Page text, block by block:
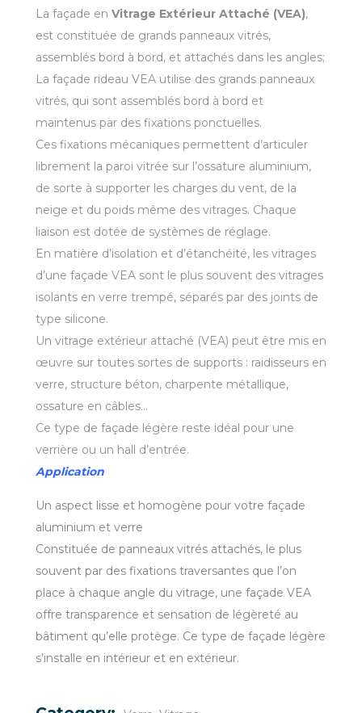
La façade en Vitrage Extérieur Attaché (VEA),
est constituée de grands panneaux vitrés,
assemblés bord à bord, et attachés dans les angles;
La façade rideau VEA utilise des grands panneaux
vitrés, qui sont assemblés bord à bord et
maintenus par des fixations ponctuelles.
Ces fixations mécaniques permettent d’articuler
librement la paroi vitrée sur l’ossature aluminium,
de sorte à supporter les charges du vent, de la
neige et du poids même des vitrages. Chaque
liaison est dotée de systèmes de réglage.
En matière d’isolation et d’étanchéité, les vitrages
d’une façade VEA sont le plus souvent des vitrages
isolants en verre trempé, séparés par des joints de
type silicone.
Un vitrage extérieur attaché (VEA) peut être mis en
œuvre sur toutes sortes de supports : raidisseurs en
verre, structure béton, charpente métallique,
ossature en câbles…
Ce type de façade légère reste idéal pour une
verrière ou un hall d’entrée.
Application
Un aspect lisse et homogène pour votre façade
aluminium et verre
Constituée de panneaux vitrés attachés, le plus
souvent par des fixations traversantes que l’on
place à chaque angle du vitrage, une façade VEA
offre transparence et sensation de légèreté au
bâtiment qu’elle protège. Ce type de façade légère
s’installe en intérieur et en extérieur.